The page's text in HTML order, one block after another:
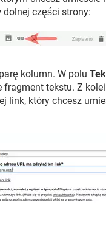
części strony:
kolumn. W polu
fragment tekstu. Z
link, który chcesz